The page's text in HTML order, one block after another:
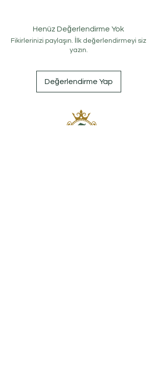
Henüz Değerlendirme Yok
Fikirlerinizi paylaşın. İlk değerlendirmeyi siz
yazın.
Değerlendirme Yap